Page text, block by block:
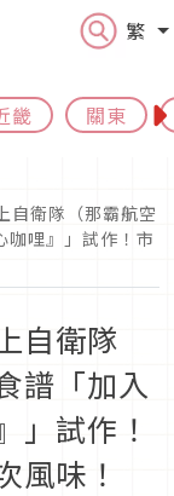
繁
畿 關東
自衛隊（那霸航空
咖哩』」試作！市
自衛隊
譜「加入
」試作！
風味！